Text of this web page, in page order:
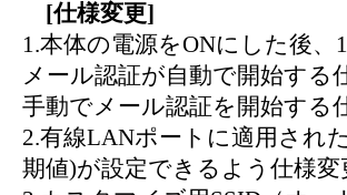
[仕様変更]
1.本体の電源をONにした後
メール認証が自動で開始する
手動でメール認証を開始する
2.有線LANポートに適用され
期値)が設定できるよう仕様変